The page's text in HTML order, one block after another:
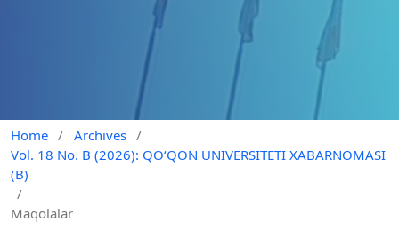
Home / Archives /
Vol. 18 No. B (2026): QO‘QON UNIVERSITETI XABARNOMASI
(B)
/
Maqolalar